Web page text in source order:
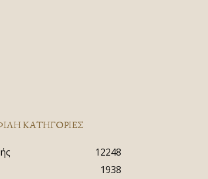
ΚΑΤΗΓΟΡΙΕΣ
12248
1938